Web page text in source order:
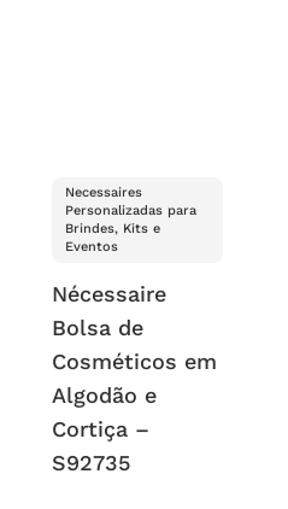
Necessaires
Personalizadas para
Brindes, Kits e
Eventos
Nécessaire
Bolsa de
Cosméticos em
Algodão e
Cortiça –
S92735